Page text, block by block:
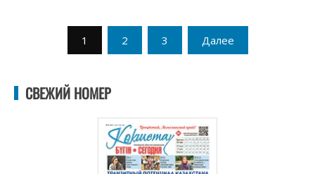
Пагинация
записей
1 2 3 Далее
СВЕЖИЙ НОМЕР